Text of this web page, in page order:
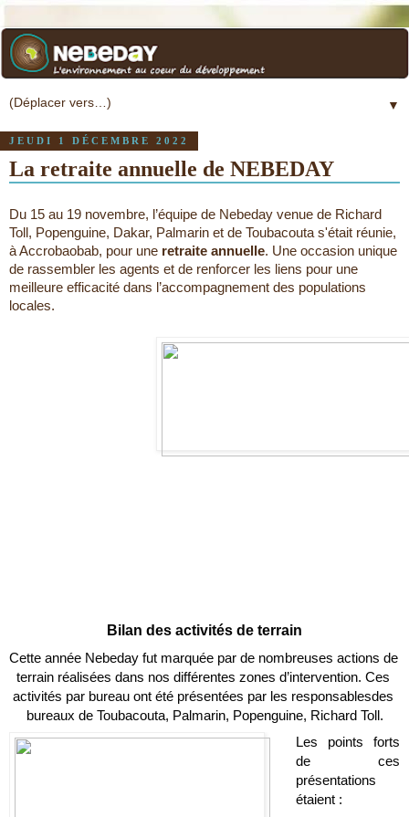
▼
JEUDI 1 DÉCEMBRE 2022
La retraite annuelle de NEBEDAY
Du 15 au 19 novembre, l’équipe de Nebeday venue de Richard
Toll, Popenguine, Dakar, Palmarin et de Toubacouta s'était réunie,
à Accrobaobab, pour une retraite annuelle. Une occasion unique
de rassembler les agents et de renforcer les liens pour une
meilleure efficacité dans l’accompagnement des populations
locales.
Bilan des activités de terrain
Cette année Nebeday fut marquée par de nombreuses actions de
terrain réalisées dans nos différentes zones d’intervention. Ces
activités par bureau ont été présentées par les responsablesdes
bureaux de Toubacouta, Palmarin, Popenguine, Richard Toll.
Les points forts
de ces
présentations
étaient :